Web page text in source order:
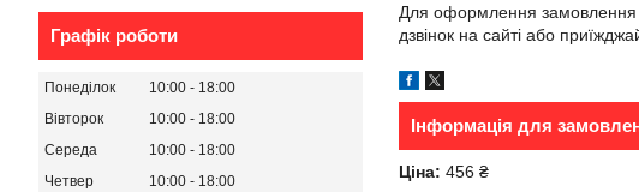
Для оформлення замовлення
дзвінок на сайті або
Інформація для
Ціна: 456 ₴
Графік роботи
Понеділок 10:00
18:00
Вівторок
10:00
18:00
Середа
10:00
18:00
Четвер
10:00
18:00